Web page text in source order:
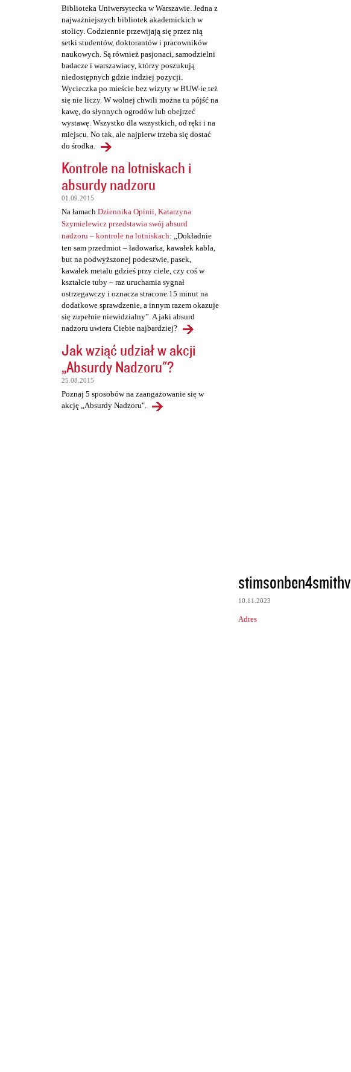
Biblioteka Uniwersytecka w Warszawie. Jedna z
najważniejszych bibliotek akademickich w
stolicy. Codziennie przewijają się przez nią
setki studentów, doktorantów i pracowników
naukowych. Są również pasjonaci, samodzielni
badacze i warszawiacy, którzy poszukują
niedostępnych gdzie indziej pozycji.
Wycieczka po mieście bez wizyty w BUW-ie też
się nie liczy. W wolnej chwili można tu pójść na
kawę, do słynnych ogrodów lub obejrzeć
wystawę. Wszystko dla wszystkich, od ręki i na
miejscu. No tak, ale najpierw trzeba się dostać
do środka.
Kontrole na lotniskach i
absurdy nadzoru
01.09.2015
Na łamach Dziennika Opinii, Katarzyna
Szymielewicz przedstawia swój absurd
nadzoru – kontrole na lotniskach: „Dokładnie
ten sam przedmiot – ładowarka, kawałek kabla,
but na podwyższonej podeszwie, pasek,
kawałek metalu gdzieś przy ciele, czy coś w
kształcie tuby – raz uruchamia sygnał
ostrzegawczy i oznacza stracone 15 minut na
dodatkowe sprawdzenie, a innym razem okazuje
się zupełnie niewidzialny”. A jaki absurd
nadzoru uwiera Ciebie najbardziej?
Jak wziąć udział w akcji
„Absurdy Nadzoru"?
25.08.2015
Poznaj 5 sposobów na zaangażowanie się w
akcję „Absurdy Nadzoru".
stimsonben4smithv
10.11.2023
Adres